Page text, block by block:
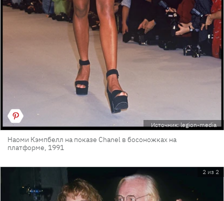
Источник: legion-media
Наоми Кэмпбелл на показе Chanel в босоножках на
платформе, 1991
2 из 2